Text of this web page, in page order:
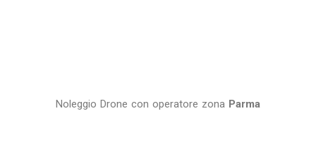
Noleggio Drone con operatore zona Parma